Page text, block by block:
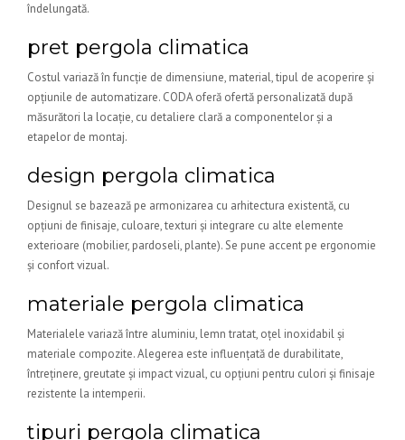
îndelungată.
pret pergola climatica
Costul variază în funcție de dimensiune, material, tipul de acoperire și
opțiunile de automatizare. CODA oferă ofertă personalizată după
măsurători la locație, cu detaliere clară a componentelor și a
etapelor de montaj.
design pergola climatica
Designul se bazează pe armonizarea cu arhitectura existentă, cu
opțiuni de finisaje, culoare, texturi și integrare cu alte elemente
exterioare (mobilier, pardoseli, plante). Se pune accent pe ergonomie
și confort vizual.
materiale pergola climatica
Materialele variază între aluminiu, lemn tratat, oțel inoxidabil și
materiale compozite. Alegerea este influențată de durabilitate,
întreținere, greutate și impact vizual, cu opțiuni pentru culori și finisaje
rezistente la intemperii.
tipuri pergola climatica